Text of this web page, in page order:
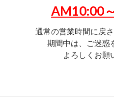
AM10:00
通常の営業時間に戻
期間中は、ご迷惑
よろしくお願